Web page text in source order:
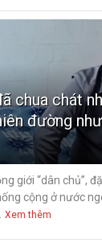
chua chát
đường
giới “dân chủ”,
cộng ở nước
Xem thêm